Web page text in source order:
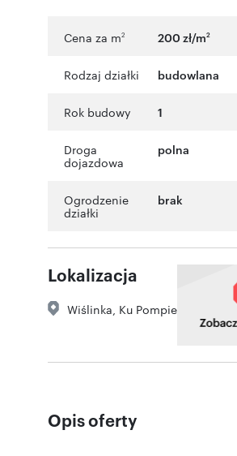
Cena za m2 200 zł/m2
Rodzaj działki budowlana
Rok budowy 1
Droga
dojazdowa
polna
Ogrodzenie
działki
brak
Lokalizacja
Wiślinka Ku Pompie
Opis oferty